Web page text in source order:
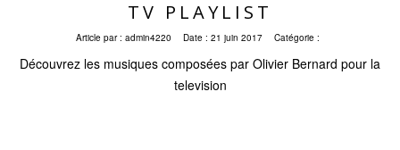
TV PLAYLIST
Article par : admin4220 Date : 21 juin 2017 Catégorie :
Découvrez les musiques composées par Olivier Bernard pour la
television